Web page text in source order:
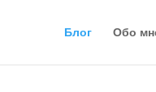
Блог Обо